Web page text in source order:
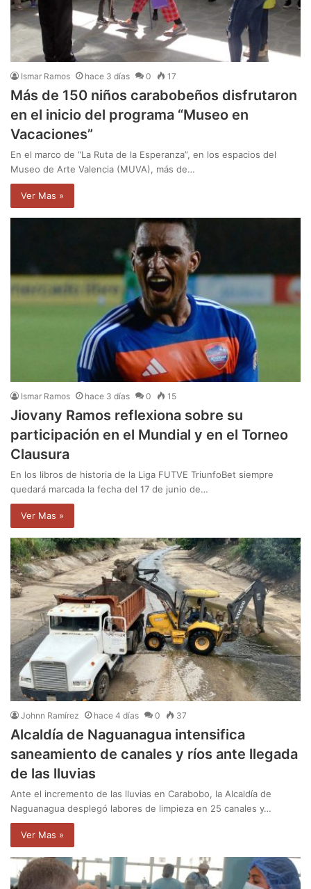
Ismar Ramos hace 3 días 0 17
Más de 150 niños carabobeños disfrutaron
en el inicio del programa “Museo en
Vacaciones”
En el marco de “La Ruta de la Esperanza”, en los espacios del
Museo de Arte Valencia (MUVA), más de…
Ver Mas »
Ismar Ramos hace 3 días 0 15
Jiovany Ramos reflexiona sobre su
participación en el Mundial y en el Torneo
Clausura
En los libros de historia de la Liga FUTVE TriunfoBet siempre
quedará marcada la fecha del 17 de junio de…
Ver Mas »
Johnn Ramírez hace 4 días 0 37
Alcaldía de Naguanagua intensifica
saneamiento de canales y ríos ante llegada
de las lluvias
Ante el incremento de las lluvias en Carabobo, la Alcaldía de
Naguanagua desplegó labores de limpieza en 25 canales y…
Ver Mas »